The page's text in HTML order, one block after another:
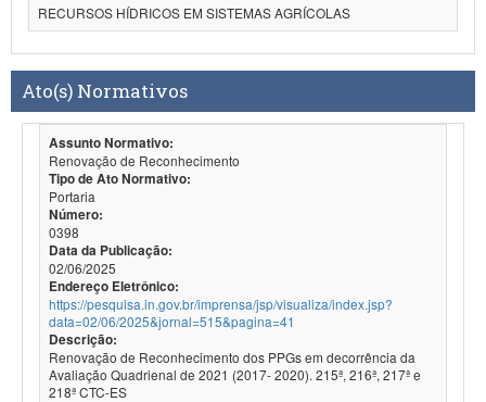
RECURSOS HÍDRICOS EM SISTEMAS AGRÍCOLAS
Ato(s) Normativos
Assunto Normativo:
Renovação de Reconhecimento
Tipo de Ato Normativo:
Portaria
Número:
0398
Data da Publicação:
02/06/2025
Endereço Eletrônico:
https://pesquisa.in.gov.br/imprensa/jsp/visualiza/index.jsp?
data=02/06/2025&jornal=515&pagina=41
Descrição:
Renovação de Reconhecimento dos PPGs em decorrência da
Avaliação Quadrienal de 2021 (2017- 2020). 215ª, 216ª, 217ª e
218ª CTC-ES